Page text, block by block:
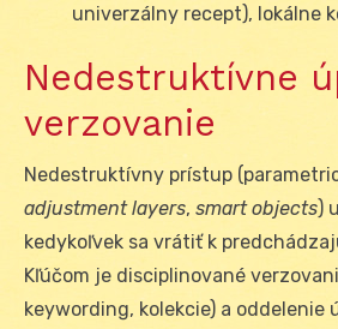
univerzálny recept), lokálne
Nedestruktívne
verzovanie
Nedestruktívny prístup
adjustment layers, smart objects)
kedykoľvek sa vrátiť k
Kľúčom je disciplinované
keywording, kolekcie) a oddelenie